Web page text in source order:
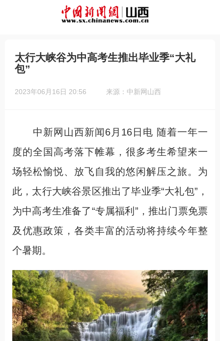
太行大峡谷为中高考生推出毕业季“大礼
包”
2023年06月16日 20:56 来源：中新网山西
中新网山西新闻6月16日电 随着一年一
度的全国高考落下帷幕，很多考生希望来一
场轻松愉悦、放飞自我的悠闲解压之旅。为
此，太行大峡谷景区推出了毕业季“大礼包”，
为中高考生准备了“专属福利”，推出门票免票
及优惠政策，各类丰富的活动将持续今年整
个暑期。